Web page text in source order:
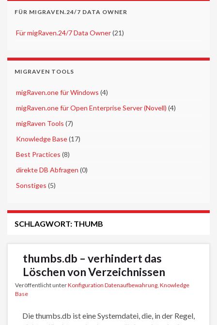
FÜR MIGRAVEN.24/7 DATA OWNER
Für migRaven.24/7 Data Owner(21)
MIGRAVEN TOOLS
migRaven.one für Windows (4)
migRaven.one für Open Enterprise Server (Novell) (4)
migRaven Tools (7)
Knowledge Base(17)
Best Practices (8)
direkte DB Abfragen (0)
Sonstiges (5)
SCHLAGWORT: THUMB
thumbs.db – verhindert das
Löschen von Verzeichnissen
Veröffentlicht unterKonfiguration Datenaufbewahrung Knowledge
Base
Die thumbs.db ist eine Systemdatei, die, in der Regel,